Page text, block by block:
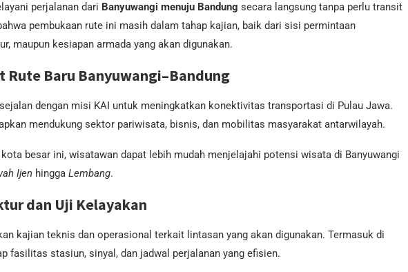
perjalanan dari Banyuwangi menuju Bandung secara langsung tanpa perlu transit
pembukaan rute ini masih dalam tahap kajian, baik dari sisi permintaan
maupun kesiapan armada yang akan digunakan.
Rute Baru Banyuwangi–Bandung
dengan misi KAI untuk meningkatkan konektivitas transportasi di Pulau Jawa.
mendukung sektor pariwisata, bisnis, dan mobilitas masyarakat antarwilayah.
besar ini, wisatawan dapat lebih mudah menjelajahi potensi wisata di Banyuwangi
Ijen hingga Lembang.
dan Uji Kelayakan
kajian teknis dan operasional terkait lintasan yang akan digunakan. Termasuk di
fasilitas stasiun, sinyal, dan jadwal perjalanan yang efisien.